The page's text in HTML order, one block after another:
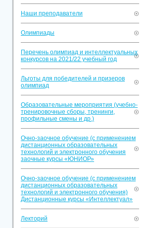
Наши преподаватели
Олимпиады
Перечень олимпиад и интеллектуальных
конкурсов на 2021/22 учебный год
Льготы для победителей и призеров
олимпиад
Образовательные мероприятия (учебно-
тренировочные сборы, тренинги,
профильные смены и др.)
Очно-заочное обучение (с применением
дистанционных образовательных
технологий и электронного обучения
заочные курсы «ЮНИОР»
Очно-заочное обучение (с применением
дистанционных образовательных
технологий и электронного обучения)
Дистанционные курсы «Интеллектуал»
Лекторий